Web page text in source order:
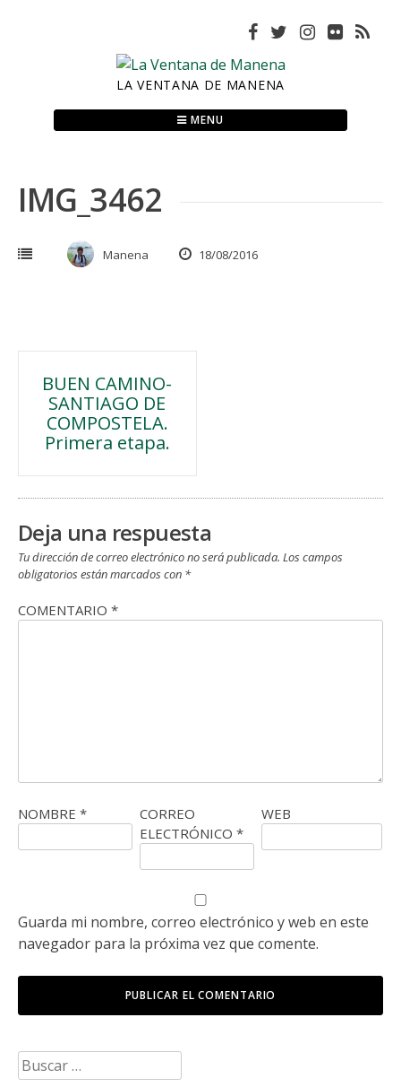
LA VENTANA DE MANENA
MENU
IMG_3462
Manena 18/08/2016
Navegación
de
entradas
BUEN CAMINO-
SANTIAGO DE
COMPOSTELA.
Primera etapa.
Deja una respuesta
Tu dirección de correo electrónico no será publicada. Los campos
obligatorios están marcados con *
COMENTARIO *
NOMBRE *
CORREO
ELECTRÓNICO *
WEB
Guarda mi nombre, correo electrónico y web en este
navegador para la próxima vez que comente.
Buscar: